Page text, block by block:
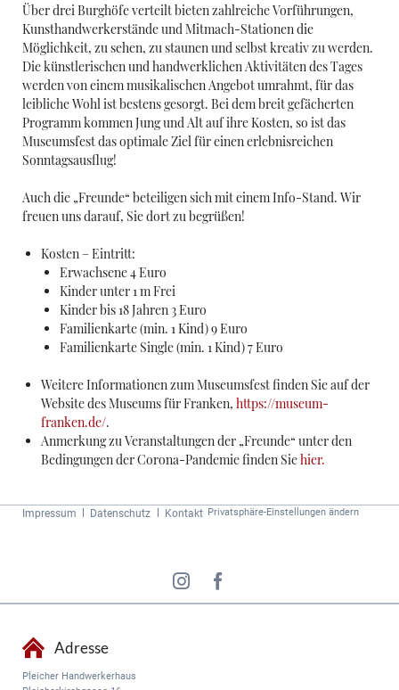
Über drei Burghöfe verteilt bieten zahlreiche Vorführungen,
Kunsthandwerkerstände und Mitmach-Stationen die
Möglichkeit, zu sehen, zu staunen und selbst kreativ zu werden.
Die künstlerischen und handwerklichen Aktivitäten des Tages
werden von einem musikalischen Angebot umrahmt, für das
leibliche Wohl ist bestens gesorgt. Bei dem breit gefächerten
Programm kommen Jung und Alt auf ihre Kosten, so ist das
Museumsfest das optimale Ziel für einen erlebnisreichen
Sonntagsausflug!
Auch die „Freunde“ beteiligen sich mit einem Info-Stand. Wir
freuen uns darauf, Sie dort zu begrüßen!
Kosten – Eintritt:
Erwachsene 4 Euro
Kinder unter 1 m Frei
Kinder bis 18 Jahren 3 Euro
Familienkarte (min. 1 Kind) 9 Euro
Familienkarte Single (min. 1 Kind) 7 Euro
Weitere Informationen zum Museumsfest finden Sie auf der
Website des Museums für Franken, https://museum-
franken.de/.
Anmerkung zu Veranstaltungen der „Freunde“ unter den
Bedingungen der Corona-Pandemie finden Siehier.
Navigation
Impressum Datenschutz Kontakt Privatsphäre-Einstellungen ändern
Adresse
Pleicher Handwerkerhaus